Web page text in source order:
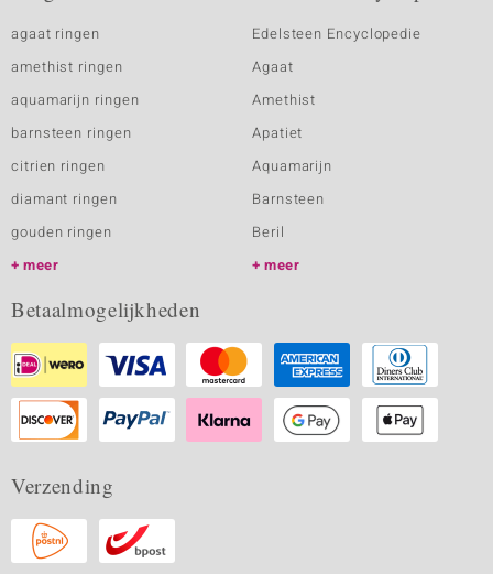
agaat ringen
amethist ringen
aquamarijn ringen
barnsteen ringen
citrien ringen
diamant ringen
gouden ringen
meer
Edelsteen Encyclopedie
Agaat
Amethist
Apatiet
Aquamarijn
Barnsteen
Beril
meer
Betaalmogelijkheden
Verzending